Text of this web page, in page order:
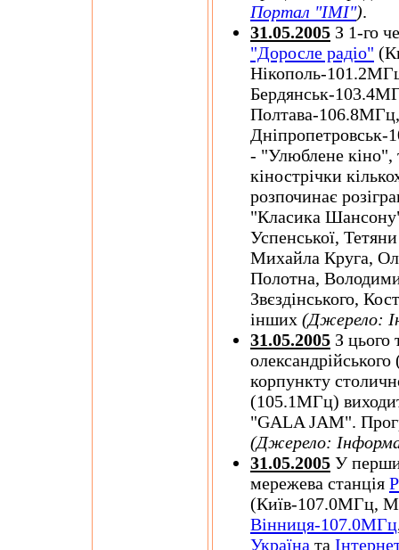
Портал "ІМІ").
31.05.2005 З 1-го
"Доросле радіо"
Нікополь-
Бердянськ-
Полтава-
Дніпропетровськ-
- "Улюблене кіно",
кінострічки
розпочинає
"Класика
Успенської,
Михайла Круга,
Полотна,
Звєздінського,
інших (Джерело:
31.05.2005 З цього
корпункту
(105.1МГц)
"GALA JAM".
(Джерело:
31.05.2005 У
мережева станція
(Київ-107.0МГц,
Вінниця-107.0МГц
Україна та